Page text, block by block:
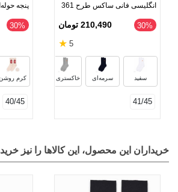
انگلیسی فانی ساکس طرح 361
‎30% 210,490 تومان
5
★
سفید سرمه‌ای
41/45
پنجه
Ropapa روپاپا طرح Phone
‎30%
کرم
40/45
خریداران این محصول، این کالاها را نیز